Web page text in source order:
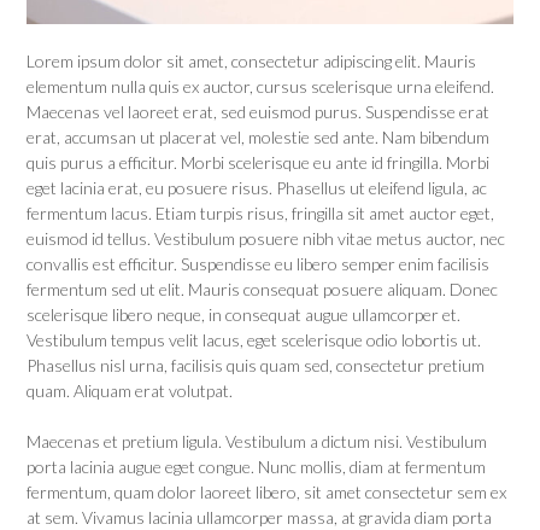
Lorem ipsum dolor sit amet, consectetur adipiscing elit. Mauris
elementum nulla quis ex auctor, cursus scelerisque urna eleifend.
Maecenas vel laoreet erat, sed euismod purus. Suspendisse erat
erat, accumsan ut placerat vel, molestie sed ante. Nam bibendum
quis purus a efficitur. Morbi scelerisque eu ante id fringilla. Morbi
eget lacinia erat, eu posuere risus. Phasellus ut eleifend ligula, ac
fermentum lacus. Etiam turpis risus, fringilla sit amet auctor eget,
euismod id tellus. Vestibulum posuere nibh vitae metus auctor, nec
convallis est efficitur. Suspendisse eu libero semper enim facilisis
fermentum sed ut elit. Mauris consequat posuere aliquam. Donec
scelerisque libero neque, in consequat augue ullamcorper et.
Vestibulum tempus velit lacus, eget scelerisque odio lobortis ut.
Phasellus nisl urna, facilisis quis quam sed, consectetur pretium
quam. Aliquam erat volutpat.
Maecenas et pretium ligula. Vestibulum a dictum nisi. Vestibulum
porta lacinia augue eget congue. Nunc mollis, diam at fermentum
fermentum, quam dolor laoreet libero, sit amet consectetur sem ex
at sem. Vivamus lacinia ullamcorper massa, at gravida diam porta